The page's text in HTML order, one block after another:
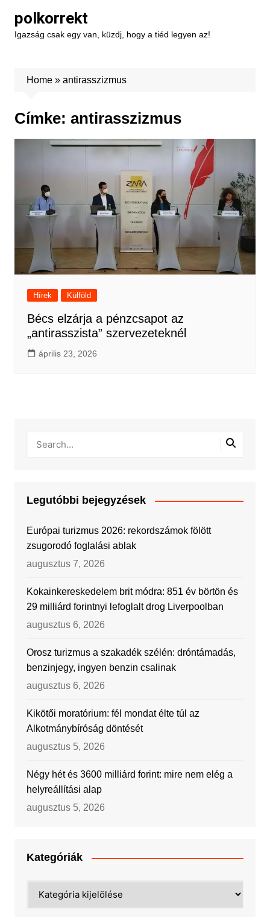
content
polkorrekt
Igazság csak egy van, küzdj, hogy a tiéd legyen az!
Home» antirasszizmus
Címke: antirasszizmus
Hírek Külföld
Bécs elzárja a pénzcsapot az
„antirasszista” szervezeteknél
április 23, 2026
Legutóbbi bejegyzések
Európai turizmus 2026: rekordszámok fölött
zsugorodó foglalási ablak
augusztus 7, 2026
Kokainkereskedelem brit módra: 851 év börtön és
29 milliárd forintnyi lefoglalt drog Liverpoolban
augusztus 6, 2026
Orosz turizmus a szakadék szélén: dróntámadás,
benzinjegy, ingyen benzin csalinak
augusztus 6, 2026
Kikötői moratórium: fél mondat élte túl az
Alkotmánybíróság döntését
augusztus 5, 2026
Négy hét és 3600 milliárd forint: mire nem elég a
helyreállítási alap
augusztus 5, 2026
Kategóriák